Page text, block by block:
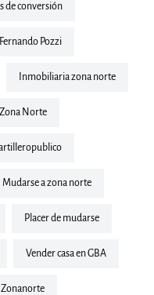
de conversión
Fernando Pozzi
inmobiliaria zona norte
Norte
mudarse a zona norte
placer de mudarse
vender casa en GBA
zonanorte